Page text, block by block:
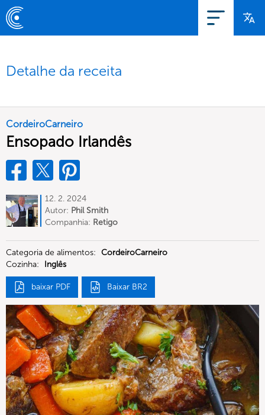
Detalhe da receita
CordeiroCarneiro
Ensopado Irlandês
12. 2. 2024
Autor: Phil Smith
Companhia: Retigo
Categoria de alimentos: CordeiroCarneiro
Cozinha:
Inglês
baixar PDF Baixar BR2